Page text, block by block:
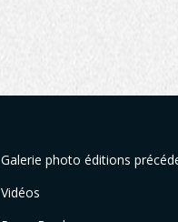
Galerie photo éditions
Vidéos